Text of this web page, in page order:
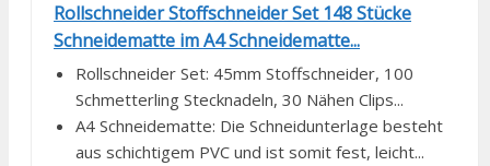
Rollschneider Stoffschneider Set 148 Stücke
Schneidematte im A4 Schneidematte...
Rollschneider Set: 45mm Stoffschneider, 100
Schmetterling Stecknadeln, 30 Nähen Clips...
A4 Schneidematte: Die Schneidunterlage besteht
aus schichtigem PVC und ist somit fest, leicht...